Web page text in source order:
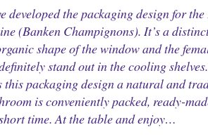
developed the packaging design for
(Banken Champignons). It’s a
shape of the window and the
stand out in the cooling
this packaging design a natural and
is conveniently packed, ready-
time. At the table and enjoy…